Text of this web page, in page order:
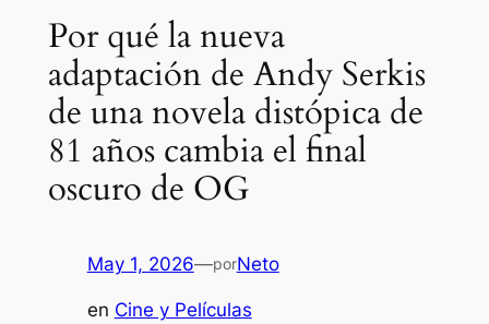
Por qué la nueva
adaptación de Andy Serkis
de una novela distópica de
81 años cambia el final
oscuro de OG
May 1, 2026—porNeto
en Cine y Películas